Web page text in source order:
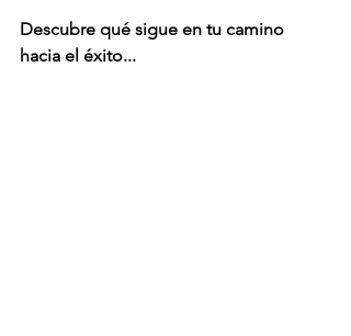
Descubre qué sigue en tu camino
hacia el éxito...